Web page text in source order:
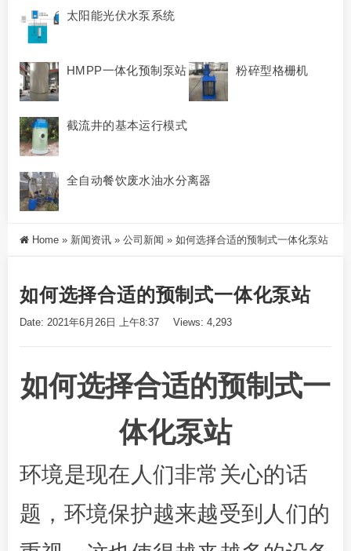
太阳能光伏水泵系统
HMPP一体化预制泵站 粉碎型格栅机
截流井的基本运行模式
全自动餐饮废水油水分离器
Home » 新闻资讯 » 公司新闻 » 如何选择合适的预制式一体化泵站
如何选择合适的预制式一体化泵站
Date: 2021年6月26日 上午8:37 Views: 4,293
如何选择合适的预制式一
体化泵站
环境是现在人们非常关心的话
题，环境保护越来越受到人们的